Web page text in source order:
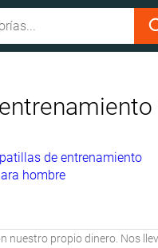
de entrenamiento
hombre
nuestro propio dinero. Nos